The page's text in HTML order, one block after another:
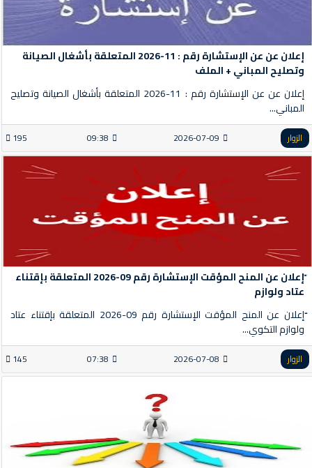
إعلان عن عن الإستشارة رقم : 11-2026 المتعلقة بأشغال الصيانة
وتصليح المباني + الملف
إعلان عن عن الإستشارة رقم : 11-2026 المتعلقة بأشغال الصيانة وتصليح
المباني...
الزوار 2026-07-09
09:38
195
ّإعلان عن المنح المؤقت الإستشارة رقم 09-2026 المتعلقة بإقتناء
عتاد ولوازم
ّإعلان عن المنح المؤقت الإستشارة رقم 09-2026 المتعلقة بإقتناء عتاد
ولوازم التكوي...
الزوار 2026-07-08
07:38
145